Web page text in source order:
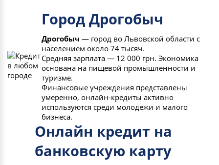
Город Дрогобыч
Дрогобыч — город во Львовской области с
населением около 74 тысяч.
Средняя зарплата — 12 000 грн. Экономика
основана на пищевой промышленности и
туризме.
Финансовые учреждения представлены
умеренно, онлайн-кредиты активно
используются среди молодежи и малого
бизнеса.
Онлайн кредит на
банковскую карту